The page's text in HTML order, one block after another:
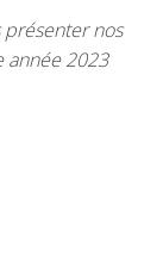
présenter nos
2023